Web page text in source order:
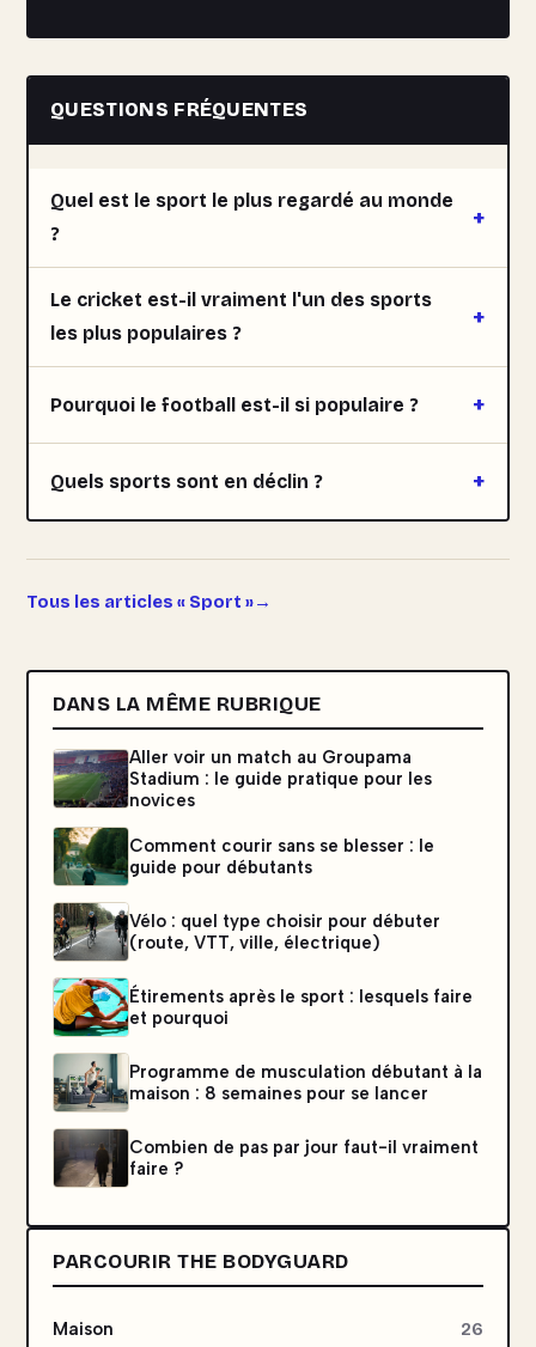
QUESTIONS FRÉQUENTES
Quel est le sport le plus regardé au monde
?
Le cricket est-il vraiment l'un des sports
les plus populaires ?
Pourquoi le football est-il si populaire ?
Quels sports sont en déclin ?
Tous les articles « Sport »
DANS LA MÊME RUBRIQUE
Aller voir un match au Groupama
Stadium : le guide pratique pour les
novices
Comment courir sans se blesser : le
guide pour débutants
Vélo : quel type choisir pour débuter
(route, VTT, ville, électrique)
Étirements après le sport : lesquels faire
et pourquoi
Programme de musculation débutant à la
maison : 8 semaines pour se lancer
Combien de pas par jour faut-il vraiment
faire ?
PARCOURIR THE BODYGUARD
Maison 26